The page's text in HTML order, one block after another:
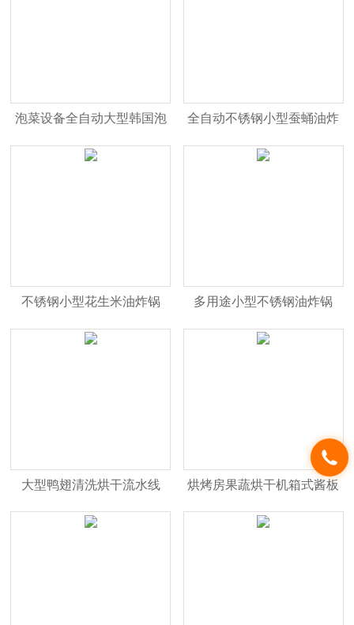
泡菜设备全自动大型韩国泡
菜生产线
全自动不锈钢小型蚕蛹油炸
机
不锈钢小型花生米油炸锅 多用途小型不锈钢油炸锅
大型鸭翅清洗烘干流水线 烘烤房果蔬烘干机箱式酱板
鸭海鲜卤蛋烘干房